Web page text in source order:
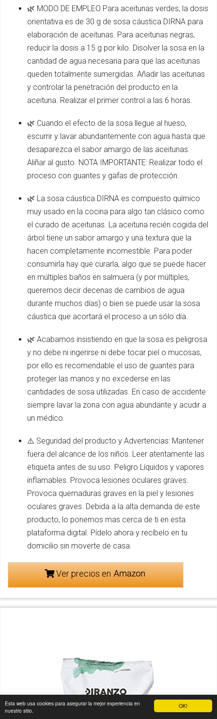
OK!
Esta web usa cookies para asegurar la mejor experiencia en
nuestro sitio.
🌿 MODO DE EMPLEO Para aceitunas verdes, la dosis
orientativa es de 30 g de sosa cáustica DIRNA para
elaboración de aceitunas. Para aceitunas negras,
reducir la dosis a 15 g por kilo. Disolver la sosa en la
cantidad de agua necesaria para que las aceitunas
queden totalmente sumergidas. Añadir las aceitunas
y controlar la penetración del producto en la
aceituna. Realizar el primer control a las 6 horas.
🌿 Cuando el efecto de la sosa llegue al hueso,
escurrir y lavar abundantemente con agua hasta que
desaparezca el sabor amargo de las aceitunas.
Aliñar al gusto. NOTA IMPORTANTE: Realizar todo el
proceso con guantes y gafas de protección.
🌿 La sosa cáustica DIRNA es compuesto químico
muy usado en la cocina para algo tan clásico como
el curado de aceitunas. La aceituna recién cogida del
árbol tiene un sabor amargo y una textura que la
hacen completamente incomestible. Para poder
consumirla hay que curarla, algo que se puede hacer
en múltiples baños en salmuera (y por múltiples,
queremos decir decenas de cambios de agua
durante muchos días) o bien se puede usar la sosa
cáustica que acortará el proceso a un sólo día.
🌿 Acabamos insistiendo en que la sosa es peligrosa
y no debe ni ingerirse ni debe tocar piel o mucosas,
por ello es recomendable el uso de guantes para
proteger las manos y no excederse en las
cantidades de sosa utilizadas. En caso de accidente
siempre lavar la zona con agua abundante y acudir a
un médico.
⚠️ Seguridad del producto y Advertencias: Mantener
fuera del alcance de los niños. Leer atentamente las
etiqueta antes de su uso. Peligro Líquidos y vapores
inflamables. Provoca lesiones oculares graves.
Provoca quemaduras graves en la piel y lesiones
oculares graves. Debida a la alta demanda de este
producto, lo ponemos mas cerca de ti en esta
plataforma digital. Pídelo ahora y recíbelo en tu
domicilio sin moverte de casa.
Ver precios en